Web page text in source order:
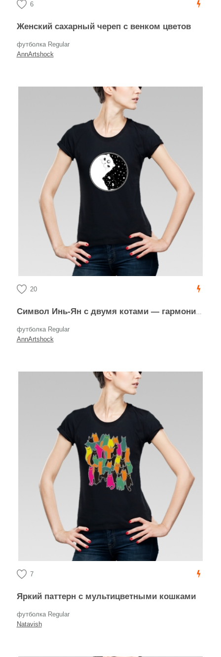
6
Женский сахарный череп с венком цветов
футболка Regular
AnnArtshock
20
Символ Инь-Ян с двумя котами — гармония и баланс
футболка Regular
AnnArtshock
7
Яркий паттерн с мультицветными кошками
футболка Regular
Natavish